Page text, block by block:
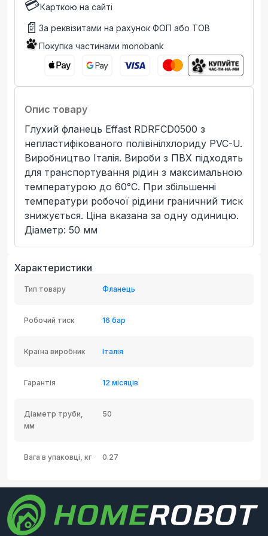
💳Карткою на сайті
📄 За реквізитами на рахунок ФОП або ТОВ
Покупка частинами monobank
Опис товару
Глухий фланець Effast RDRFCD0500 з
непластифікованого полівінілхлориду PVC-U.
Виробництво Італія. Вироби з ПВХ підходять
для транспортування рідин з максимальною
температурою до 60°C. При збільшенні
температури робочої рідини граничний тиск
знижується. Ціна вказана за одну одиницю.
Діаметр: 50 мм
Характеристики
Тип товару Фланець
Робочий тиск 16 бар
Країна виробник Італія
Гарантія 12 місяців
Діаметр труби,
мм
50
Вага в упаковці, кг 0.27